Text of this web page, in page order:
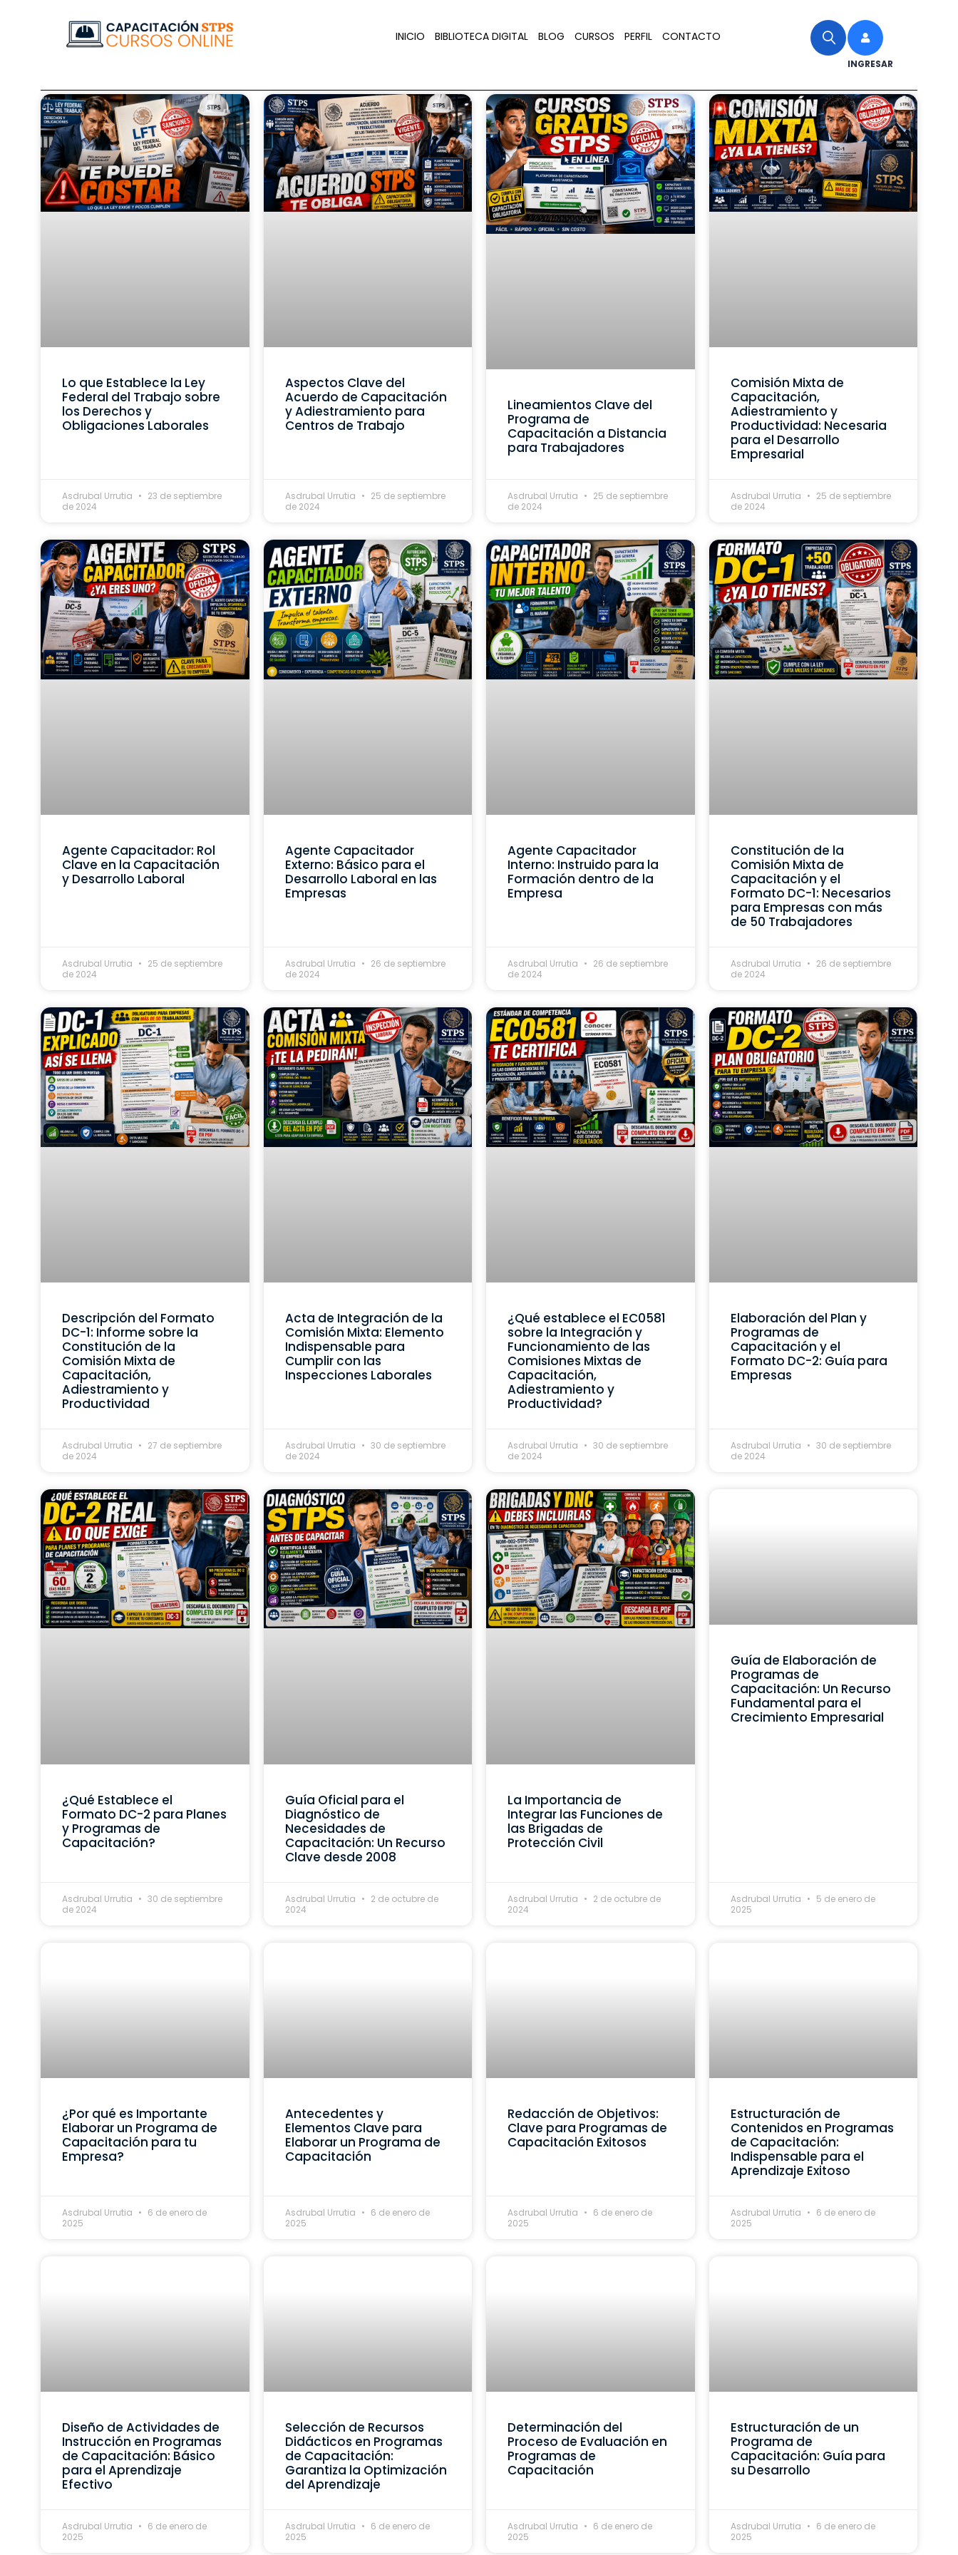
INICIO BIBLIOTECA DIGITAL BLOG CURSOS PERFIL CONTACTO
INGRESAR
Lo que Establece la Ley
Federal del Trabajo sobre
los Derechos y
Obligaciones Laborales
Asdrubal Urrutia
23 de septiembre
de 2024
Aspectos Clave del
Acuerdo de Capacitación
y Adiestramiento para
Centros de Trabajo
Asdrubal Urrutia
25 de septiembre
de 2024
Lineamientos Clave del
Programa de
Capacitación a Distancia
para Trabajadores
Asdrubal Urrutia
25 de septiembre
de 2024
Comisión Mixta de
Capacitación,
Adiestramiento y
Productividad: Necesaria
para el Desarrollo
Empresarial
Asdrubal Urrutia
25 de septiembre
de 2024
Agente Capacitador: Rol
Clave en la Capacitación
y Desarrollo Laboral
Asdrubal Urrutia
25 de septiembre
de 2024
Agente Capacitador
Externo: Básico para el
Desarrollo Laboral en las
Empresas
Asdrubal Urrutia
26 de septiembre
de 2024
Agente Capacitador
Interno: Instruido para la
Formación dentro de la
Empresa
Asdrubal Urrutia
26 de septiembre
de 2024
Constitución de la
Comisión Mixta de
Capacitación y el
Formato DC-1: Necesarios
para Empresas con más
de 50 Trabajadores
Asdrubal Urrutia
26 de septiembre
de 2024
Descripción del Formato
DC-1: Informe sobre la
Constitución de la
Comisión Mixta de
Capacitación,
Adiestramiento y
Productividad
Asdrubal Urrutia
27 de septiembre
de 2024
Acta de Integración de la
Comisión Mixta: Elemento
Indispensable para
Cumplir con las
Inspecciones Laborales
Asdrubal Urrutia
30 de septiembre
de 2024
¿Qué establece el EC0581
sobre la Integración y
Funcionamiento de las
Comisiones Mixtas de
Capacitación,
Adiestramiento y
Productividad?
Asdrubal Urrutia
30 de septiembre
de 2024
Elaboración del Plan y
Programas de
Capacitación y el
Formato DC-2: Guía para
Empresas
Asdrubal Urrutia
30 de septiembre
de 2024
¿Qué Establece el
Formato DC-2 para Planes
y Programas de
Capacitación?
Asdrubal Urrutia
30 de septiembre
de 2024
Guía Oficial para el
Diagnóstico de
Necesidades de
Capacitación: Un Recurso
Clave desde 2008
Asdrubal Urrutia
2 de octubre de
2024
La Importancia de
Integrar las Funciones de
las Brigadas de
Protección Civil
Asdrubal Urrutia
2 de octubre de
2024
Guía de Elaboración de
Programas de
Capacitación: Un Recurso
Fundamental para el
Crecimiento Empresarial
Asdrubal Urrutia
5 de enero de
2025
¿Por qué es Importante
Elaborar un Programa de
Capacitación para tu
Empresa?
Asdrubal Urrutia
6 de enero de
2025
Antecedentes y
Elementos Clave para
Elaborar un Programa de
Capacitación
Asdrubal Urrutia
6 de enero de
2025
Redacción de Objetivos:
Clave para Programas de
Capacitación Exitosos
Asdrubal Urrutia
6 de enero de
2025
Estructuración de
Contenidos en Programas
de Capacitación:
Indispensable para el
Aprendizaje Exitoso
Asdrubal Urrutia
6 de enero de
2025
Diseño de Actividades de
Instrucción en Programas
de Capacitación: Básico
para el Aprendizaje
Efectivo
Asdrubal Urrutia
6 de enero de
2025
Selección de Recursos
Didácticos en Programas
de Capacitación:
Garantiza la Optimización
del Aprendizaje
Asdrubal Urrutia
6 de enero de
2025
Determinación del
Proceso de Evaluación en
Programas de
Capacitación
Asdrubal Urrutia
6 de enero de
2025
Estructuración de un
Programa de
Capacitación: Guía para
su Desarrollo
Asdrubal Urrutia
6 de enero de
2025